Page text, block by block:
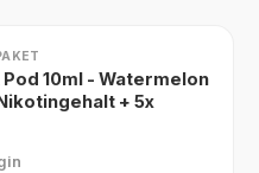
10ml - Watermelon
+ 5x